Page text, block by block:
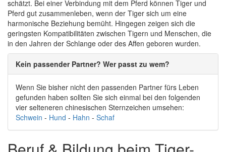
schätzt. Bei einer Verbindung mit dem Pferd können Tiger und
Pferd gut zusammenleben, wenn der Tiger sich um eine
harmonische Beziehung bemüht. Hingegen zeigen sich die
geringsten Kompatibilitäten zwischen Tigern und Menschen, die
in den Jahren der Schlange oder des Affen geboren wurden.
Kein passender Partner? Wer passt zu wem?
Wenn Sie bisher nicht den passenden Partner fürs Leben
gefunden haben sollten Sie sich einmal bei den folgenden
vier selteneren chinesischen Sternzeichen umsehen:
Schwein - Hund - Hahn - Schaf